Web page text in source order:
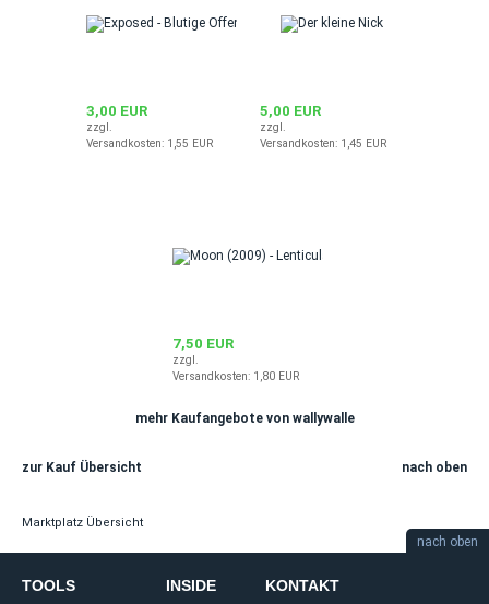
3,00 EUR
zzgl.
Versandkosten: 1,55 EUR
5,00 EUR
zzgl.
Versandkosten: 1,45 EUR
7,50 EUR
zzgl.
Versandkosten: 1,80 EUR
mehr Kaufangebote von wallywalle
zur Kauf Übersicht nach oben
Marktplatz Übersicht
nach oben
TOOLS INSIDE KONTAKT